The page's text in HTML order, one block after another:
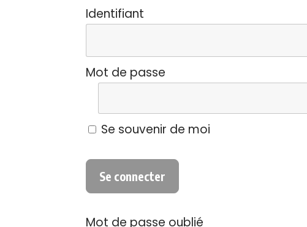
Identifiant
Mot de passe
Se souvenir de moi
Mot de passe oublié